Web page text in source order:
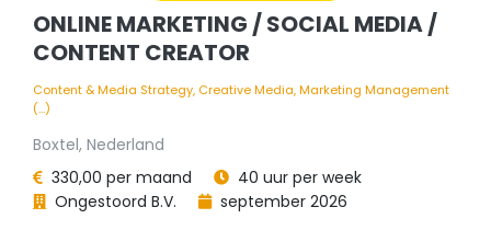
ONLINE MARKETING / SOCIAL MEDIA /
CONTENT CREATOR
Content & Media Strategy, Creative Media, Marketing Management
(...)
Boxtel, Nederland
330,00 per maand
40 uur per week
Ongestoord B.V.
september 2026